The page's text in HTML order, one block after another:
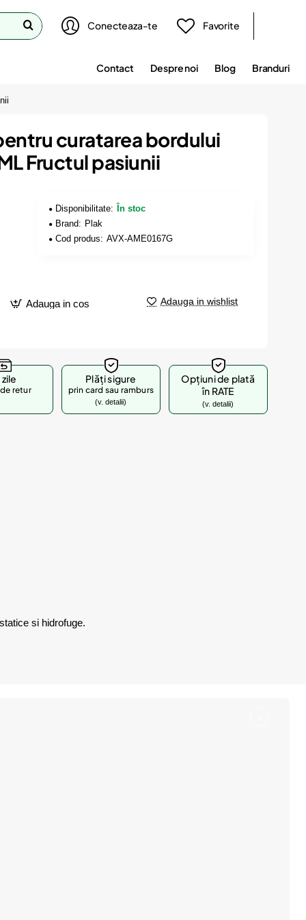
Conecteaza-te Favorite
Contact Despre noi Blog Branduri
curatarea bordului
Fructul pasiunii
Disponibilitate:
În stoc
Brand: Plak
Cod produs: AVX-AME0167G
Adauga in cos Adauga in wishlist
zile
retur
Plăți sigure
prin card sau ramburs
(v. detalii)
Opțiuni de plată
în RATE
(v. detalii)
si hidrofuge.